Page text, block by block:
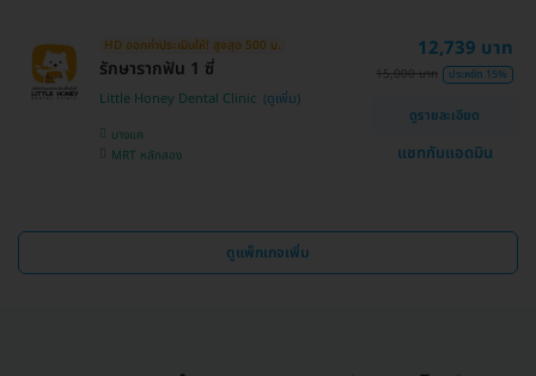
HD ออกค่าประเมินให้! สูงสุด 500 บ.
รักษารากฟัน 1 ซี่
Little Honey Dental Clinic
บางแค
MRT หลักสอง
12,739 บาท
15,000 บาท ประหยัด 15%
ดูรายละเอียด
แชทกับแอดมิน
ดูแพ็กเกจเพิ่ม